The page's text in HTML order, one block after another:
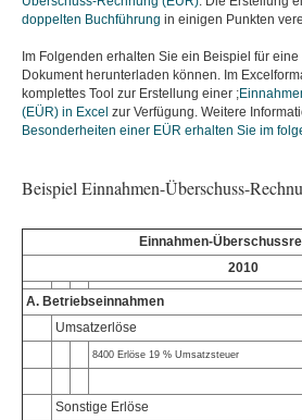
doppelten Buchführung in einigen Punkten
Im Folgenden erhalten Sie ein Beispiel für
Dokument herunterladen können. Im
komplettes Tool zur Erstellung einer ;
(EÜR) in Excel zur Verfügung. Weitere
Besonderheiten einer EÜR erhalten Sie im
Beispiel Einnahmen-Überschuss-
Einnahmen-
2010
A. Betriebseinnahmen
Umsatzerlöse
8400 Erlöse 19 % Umsatzsteuer
Sonstige Erlöse